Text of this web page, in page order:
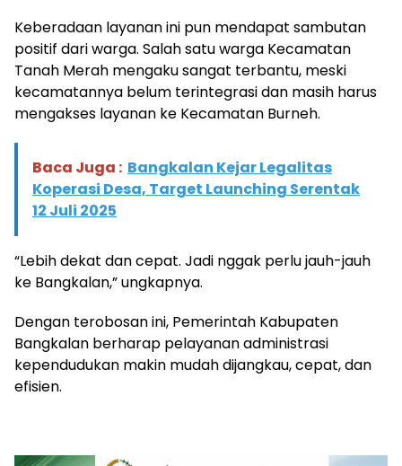
Keberadaan layanan ini pun mendapat sambutan
positif dari warga. Salah satu warga Kecamatan
Tanah Merah mengaku sangat terbantu, meski
kecamatannya belum terintegrasi dan masih harus
mengakses layanan ke Kecamatan Burneh.
Baca Juga : Bangkalan Kejar Legalitas
Koperasi Desa, Target Launching Serentak
12 Juli 2025
“Lebih dekat dan cepat. Jadi nggak perlu jauh-jauh
ke Bangkalan,” ungkapnya.
Dengan terobosan ini, Pemerintah Kabupaten
Bangkalan berharap pelayanan administrasi
kependudukan makin mudah dijangkau, cepat, dan
efisien.